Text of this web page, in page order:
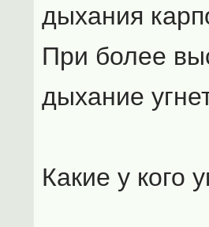
дыхания
При более
дыхание
Какие у кого